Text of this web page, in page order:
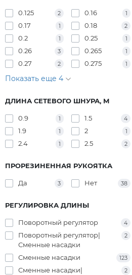
0.125 2 0.16 1
0.17 1 0.18 2
0.2 1 0.25 1
0.26 3 0.265 1
0.27 2 0.275 1
Показать еще 4
ДЛИНА СЕТЕВОГО ШНУРА, М
0.9 1 1.5 4
1.9 1 2 1
2.4 1 2.5 2
ПРОРЕЗИНЕННАЯ РУКОЯТКА
Да 3 Нет 38
РЕГУЛИРОВКА ДЛИНЫ
Поворотный регулятор 4
Поворотный регулятор|
Сменные насадки
2
Сменные насадки 123
Сменные насадки|
2